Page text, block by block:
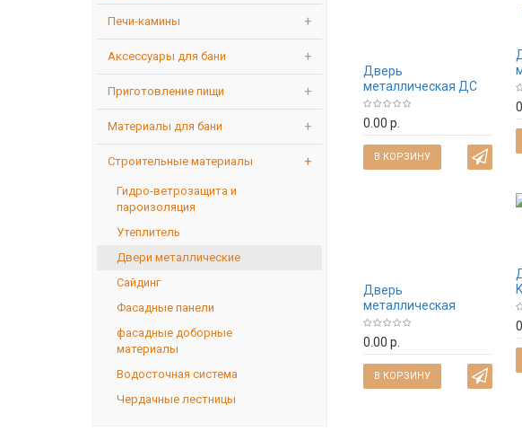
Печи-камины
Аксессуары для бани
Приготовление пищи
Материалы для бани
Строительные материалы
Гидро-ветрозащита и
пароизоляция
Утеплитель
Двери металлические
Сайдинг
Фасадные панели
фасадные доборные
материалы
Водосточная система
Чердачные лестницы
Дверь
металлическая ДС
ТЕРМО Италия Белое
дерево, темная (960,
860) правая, левая
0.00 р.
В КОРЗИНУ
Дверь
металлическая
Черный шелк/
квадраты/ венге,
860, 960 мм, левая,
правая.
0.00 р.
В КОРЗИНУ